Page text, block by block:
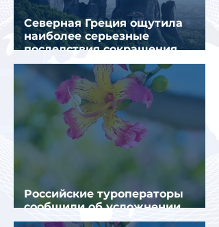
Северная Греция ощутила
наиболее серьезные
последствия сокращения
турпотока из России
Российские туроператоры
сообщили об усложнении
получения виз в Грецию